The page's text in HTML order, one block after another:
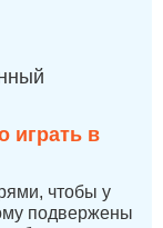
играть в
чтобы у
подвержены